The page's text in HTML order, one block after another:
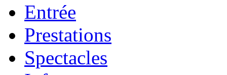
Entrée
Prestations
Spectacles